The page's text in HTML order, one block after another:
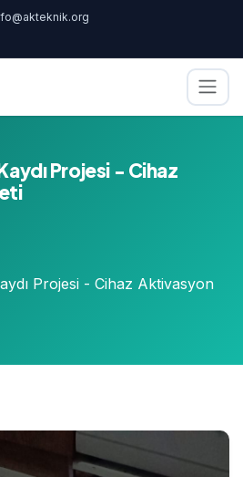
Projesi - Cihaz
Projesi - Cihaz Aktivasyon